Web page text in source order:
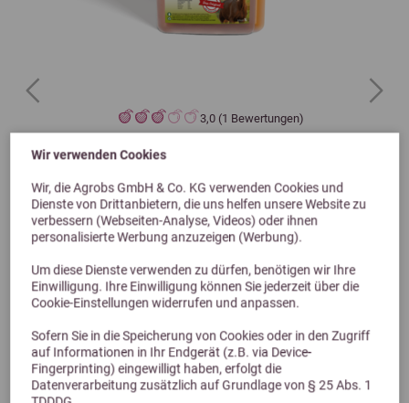
Wir verwenden Cookies
Wir, die Agrobs GmbH & Co. KG verwenden Cookies und
Dienste von Drittanbietern, die uns helfen unsere Website zu
verbessern (Webseiten-Analyse, Videos) oder ihnen
personalisierte Werbung anzuzeigen (Werbung).
Um diese Dienste verwenden zu dürfen, benötigen wir Ihre
Einwilligung. Ihre Einwilligung können Sie jederzeit über die
Cookie-Einstellungen widerrufen und anpassen.
Sofern Sie in die Speicherung von Cookies oder in den Zugriff
auf Informationen in Ihr Endgerät (z.B. via Device-
Fingerprinting) eingewilligt haben, erfolgt die
Datenverarbeitung zusätzlich auf Grundlage von § 25 Abs. 1
3,0 (1 Bewertungen)
Ewalia Herz-Kreislaufsaft 1L
20,35 €
Previous Next